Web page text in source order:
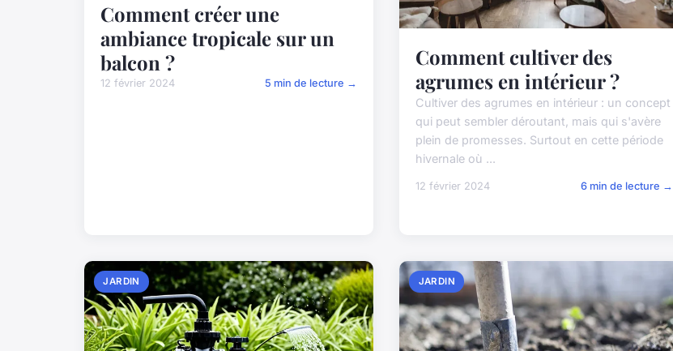
Comment créer une
ambiance tropicale sur un
balcon ?
12 février 2024 5 min de lecture →
Comment cultiver des
agrumes en intérieur ?
Cultiver des agrumes en intérieur : un concept
qui peut sembler déroutant, mais qui s'avère
plein de promesses. Surtout en cette période
hivernale où ...
12 février 2024 6 min de lecture →
JARDIN JARDIN